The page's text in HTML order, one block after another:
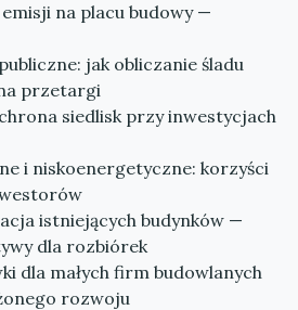
na placu budowy —
jak obliczanie śladu
przetargi
siedlisk przy inwestycjach
i niskoenergetyczne: korzyści
istniejących budynków —
dla rozbiórek
dla małych firm budowlanych
rozwoju